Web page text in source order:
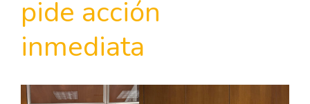
pide acción
inmediata